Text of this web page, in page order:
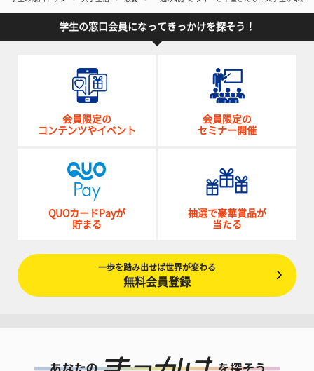
学生の窓口会員になってきっかけを探そう！
会員限定の
コンテンツやイベント
会員限定の
セミナー開催
QUOカードPayが
貯まる
抽選で豪華賞品が
当たる
一歩を踏み出せば世界が変わる
無料会員登録